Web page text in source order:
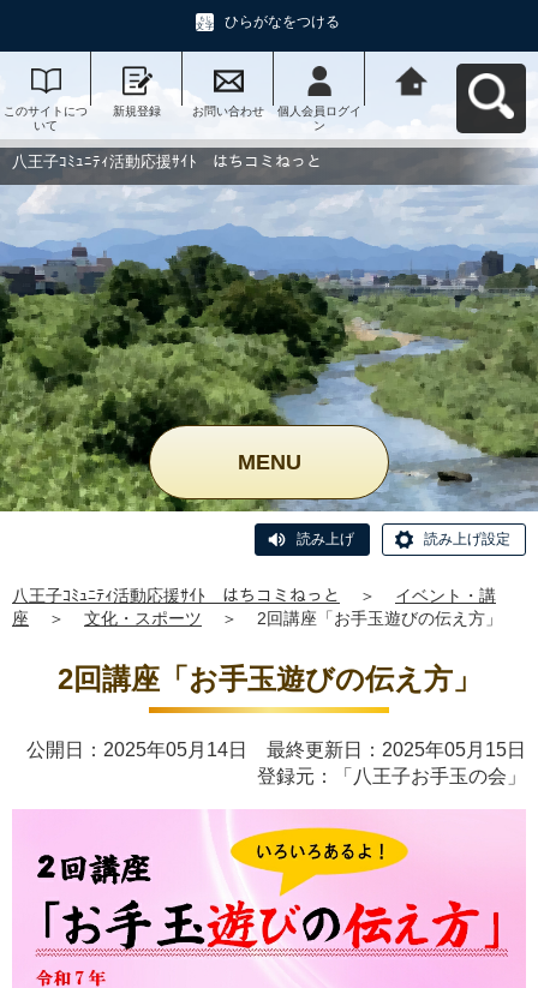
ひらがなをつける
このサイトにつ
いて
新規登録 お問い合わせ
個人会員ログイ
ン
動応援ｻｲﾄ はち
コミねっとへ戻
八王子ｺﾐｭﾆﾃｨ活動応援ｻｲﾄ はちコミねっと
MENU
読み上げ 読み上げ設定
八王子ｺﾐｭﾆﾃｨ活動応援ｻｲﾄ はちコミねっと ＞
イベント・講
座
＞ 文化・スポーツ ＞ 2回講座「お手玉遊びの伝え方」
2回講座「お手玉遊びの伝え方」
公開日：2025年05月14日 最終更新日：2025年05月15日
登録元：「八王子お手玉の会」